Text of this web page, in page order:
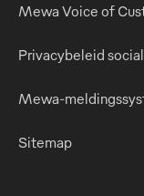
Mewa Voice of
Privacybeleid
Mewa-
Sitemap